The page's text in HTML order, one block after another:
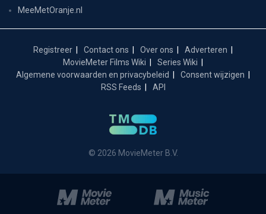
MeeMetOranje.nl
Registreer Contact ons Over ons
Adverteren
MovieMeter Films Wiki
Series Wiki
Algemene voorwaarden en privacybeleid
Consent wijzigen
RSS Feeds
API
© 2026 MovieMeter B.V.